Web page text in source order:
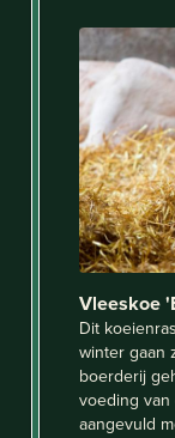
Vleeskoe
Dit
winter gaan
boerderij
voeding
aangevuld